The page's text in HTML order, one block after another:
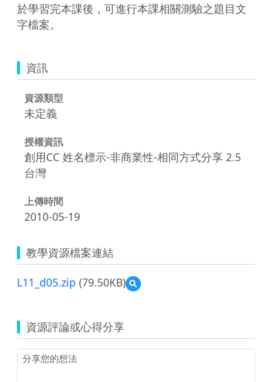
於學習完本課後，可進行本課相關測驗之題目文
字檔案。
資訊
資源類型
未定義
授權資訊
創用CC 姓名標示-非商業性-相同方式分享 2.5
台灣
上傳時間
2010-05-19
教學資源檔案連結
L11_d05.zip (79.50KB)
預
覽
資源評論或心得分享